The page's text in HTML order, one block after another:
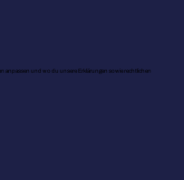
anpassen und wo du unsere Erklärungen sowie rechtlichen